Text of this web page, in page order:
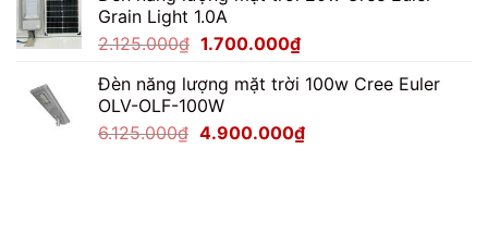
2.750.000₫.
Grain Light 1.0A
2.125.000₫ Giá
là:
2.125.000₫.
1.700.000₫Giá
tại
1.700.000₫.
Đèn năng lượng mặt trời 100w Cree Euler
OLV-OLF-100W
6.125.000₫ Giá
4.900.000₫Giá